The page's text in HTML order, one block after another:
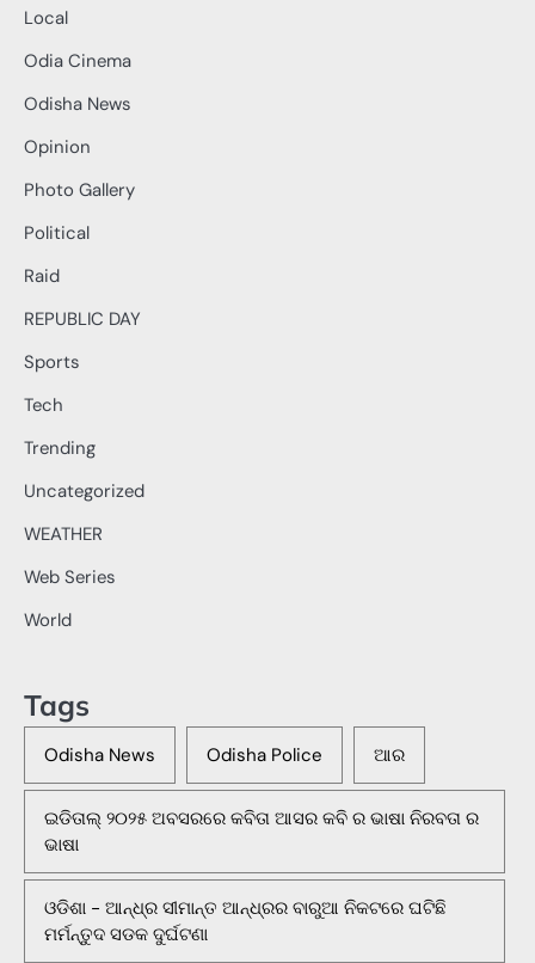
Local
Odia Cinema
Odisha News
Opinion
Photo Gallery
Political
Raid
REPUBLIC DAY
Sports
Tech
Trending
Uncategorized
WEATHER
Web Series
World
Tags
Odisha News Odisha Police ଆର
ଇଡିତାଲ୍ ୨୦୨୫ ଅବସରରେ କବିତା ଆସର କବି ର ଭାଷା ନିରବତା ର
ଭାଷା
ଓଡିଶା - ଆନ୍ଧ୍ର ସୀମାନ୍ତ ଆନ୍ଧ୍ରର ବାରୁଆ ନିକଟରେ ଘଟିଛି
ମର୍ମନ୍ତୁଦ ସଡକ ଦୁର୍ଘଟଣା